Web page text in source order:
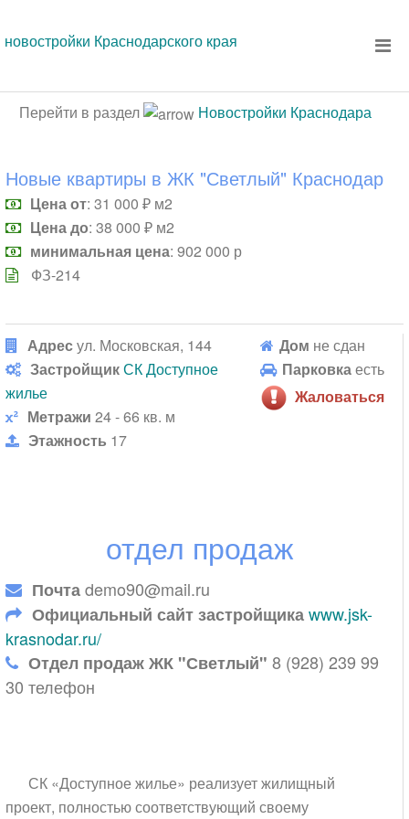
новостройки Краснодарского края
Перейти в раздел Новостройки Краснодара
Новые квартиры в ЖК "Светлый" Краснодар
Цена от: 31 000 ₽ м2
Цена до: 38 000 ₽ м2
минимальная цена: 902 000 р
ФЗ-214
Дом не сдан
Парковкаесть
Жаловаться
Адресул. Московская, 144
ЗастройщикСК Доступное
жилье
Метражи 24 - 66 кв. м
Этажность 17
отдел продаж
Почтаdemo90@mail.ru
Официальный сайт застройщикаwww.jsk-
krasnodar.ru/
Отдел продаж ЖК "Светлый" 8 (928) 239 99
30 телефон
СК «Доступное жилье» реализует жилищный
проект, полностью соответствующий своему